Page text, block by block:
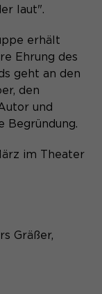
laut".
erhält
Ehrung des
geht an den
den
und
Begründung.
im Theater
Gräßer,